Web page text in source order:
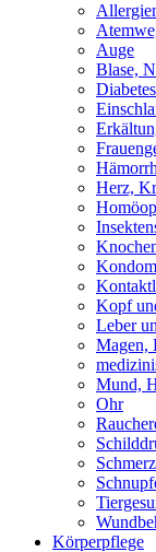
Auge
Blase,
Diabetes
Herz,
Kopf
Leber
Magen,
Mund,
Ohr
Körperpflege